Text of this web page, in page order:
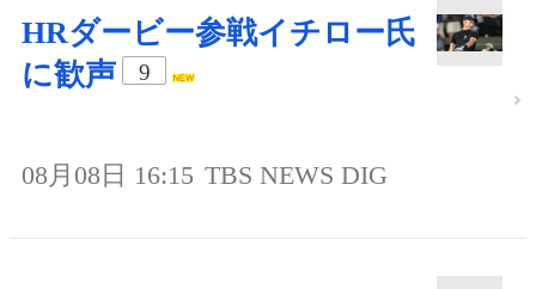
HRダービー参戦イチロー氏
に歓声
9
08月08日 16:15 TBS NEWS DIG